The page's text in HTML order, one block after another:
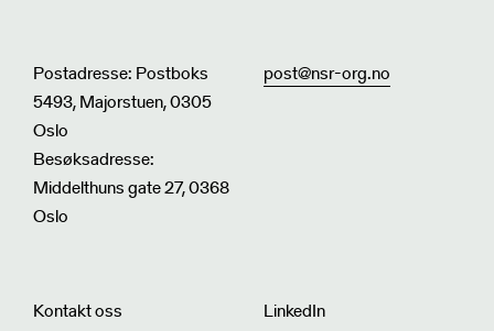
Postadresse: Postboks
5493, Majorstuen, 0305
Oslo
Besøksadresse:
Middelthuns gate 27, 0368
Oslo
post@nsr-org.no
Kontakt oss
LinkedIn